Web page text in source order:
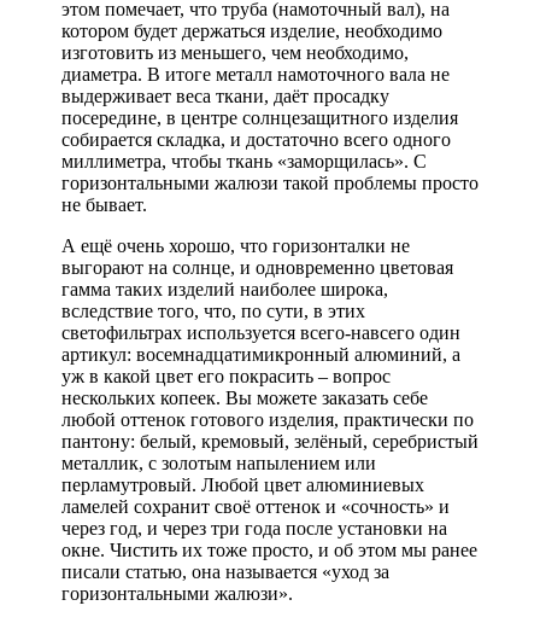
этом помечает, что труба (намоточный вал), на
котором будет держаться изделие, необходимо
изготовить из меньшего, чем необходимо,
диаметра. В итоге металл намоточного вала не
выдерживает веса ткани, даёт просадку
посередине, в центре солнцезащитного изделия
собирается складка, и достаточно всего одного
миллиметра, чтобы ткань «заморщилась». С
горизонтальными жалюзи такой проблемы просто
не бывает.
А ещё очень хорошо, что горизонталки не
выгорают на солнце, и одновременно цветовая
гамма таких изделий наиболее широка,
вследствие того, что, по сути, в этих
светофильтрах используется всего-навсего один
артикул: восемнадцатимикронный алюминий, а
уж в какой цвет его покрасить – вопрос
нескольких копеек. Вы можете заказать себе
любой оттенок готового изделия, практически по
пантону: белый, кремовый, зелёный, серебристый
металлик, с золотым напылением или
перламутровый. Любой цвет алюминиевых
ламелей сохранит своё оттенок и «сочность» и
через год, и через три года после установки на
окне. Чистить их тоже просто, и об этом мы ранее
писали статью, она называется «уход за
горизонтальными жалюзи».